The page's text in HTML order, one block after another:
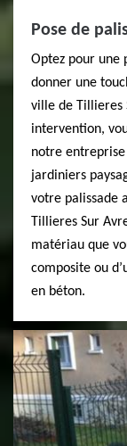
Pose de
Optez pour une
donner une
ville de Tillieres
intervention,
notre entreprise
jardiniers
votre palissade
Tillieres Sur
matériau que
composite ou
en béton.